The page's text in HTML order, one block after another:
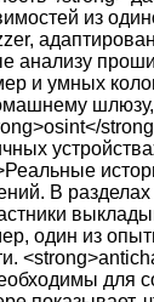
из
анализу
и умных
В разделах
один из
для